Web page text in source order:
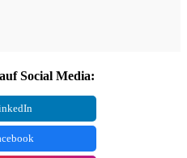
Social Media: